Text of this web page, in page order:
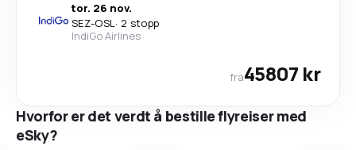
tor. 26 nov.
SEZ-OSL· 2 stopp
IndiGo Airlines
fra45807 kr
Hvorfor er det verdt å bestille flyreiser med
eSky?